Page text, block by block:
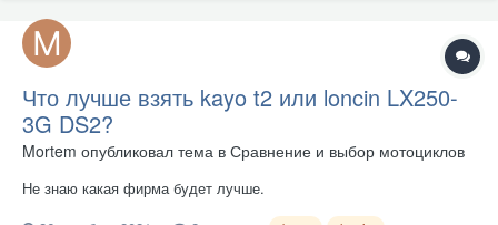
Что лучше взять kayo t2 или loncin LX250-
3G DS2?
Mortem опубликовал тема в Сравнение и выбор мотоциклов
Не знаю какая фирма будет лучше.